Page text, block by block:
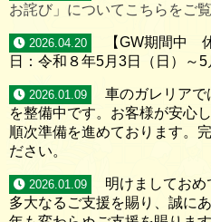
お詫び」についてこちらをご
2026.04.20
【GW期間中
日：令和８年5月3日（日）～5
2026.01.09
車のガレリア
を整備中です。お客様が安心
順次準備を進めております。
ださい。
2026.01.09
明けましてお
多大なるご支援を賜り、誠に